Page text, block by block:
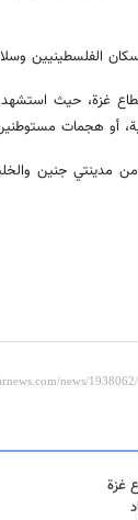
الفلسطينيين
غزة، حيث
من مدينتي جنين
غزة